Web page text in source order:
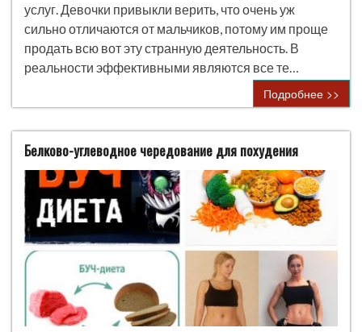
услуг. Девочки привыкли верить, что очень уж
сильно отличаются от мальчиков, потому им проще
продать всю вот эту странную деятельность. В
реальности эффективными являются все те…
Подробнее >>
Белково-углеводное чередование для похудения